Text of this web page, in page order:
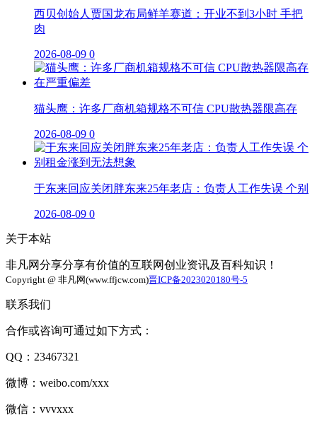
西贝创始人贾国龙布局鲜羊赛道：开业不到3小时 手把
肉
2026-08-09 0
猫头鹰：许多厂商机箱规格不可信 CPU散热器限高存
2026-08-09 0
于东来回应关闭胖东来25年老店：负责人工作失误 个别
2026-08-09 0
关于本站
非凡网分享分享有价值的互联网创业资讯及百科知识！
Copyright @ 非凡网(www.ffjcw.com)晋ICP备2023020180号-5
联系我们
合作或咨询可通过如下方式：
QQ：23467321
微博：weibo.com/xxx
微信：vvvxxx